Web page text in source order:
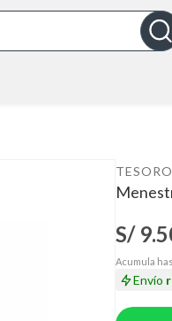
S/
Acumula
Envío